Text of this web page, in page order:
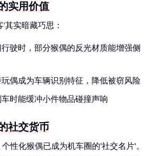
实用价值
其实暗藏巧思：
行驶时，部分猴偶的反光材质能增强侧
玩偶成为车辆识别特征，降低被窃风险
车时能缓冲小件物品碰撞声响
社交货币
性化猴偶已成为机车圈的'社交名片'。